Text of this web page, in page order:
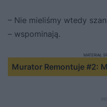
– Nie mieliśmy wtedy
– wspominają.
Murator Remontuje #2:
MATERIAŁ